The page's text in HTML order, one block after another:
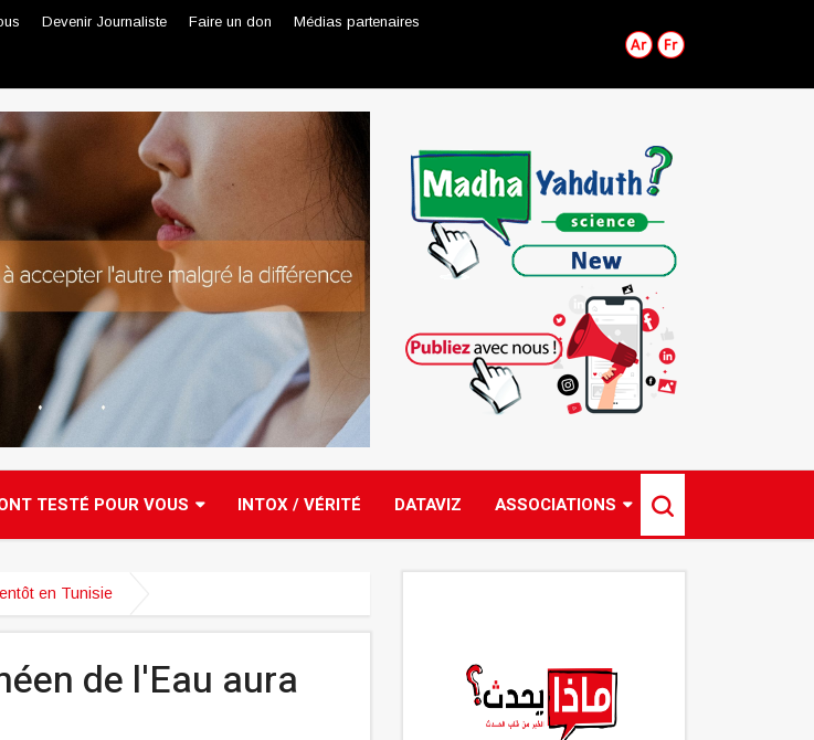
Devenir Journaliste
Journaliste citoyen
Faire un don Médias partenaires
TESTÉ POUR VOUS INTOX / VÉRITÉ DATAVIZ ASSOCIATIONS
en Tunisie
de l'Eau aura